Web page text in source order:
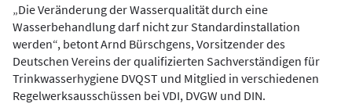
„Die Veränderung der Wasserqualität durch eine
Wasserbehandlung darf nicht zur Standardinstallation
werden“, betont Arnd Bürschgens, Vorsitzender des
Deutschen Vereins der qualifizierten Sachverständigen für
Trinkwasserhygiene DVQST und Mitglied in verschiedenen
Regelwerks­ausschüssen bei VDI, DVGW und DIN.